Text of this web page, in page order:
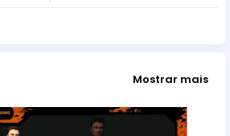
Mostrar mais